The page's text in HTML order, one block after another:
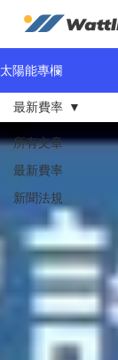
太陽能專欄
所有文章
最新費率
新聞法規
最新費率